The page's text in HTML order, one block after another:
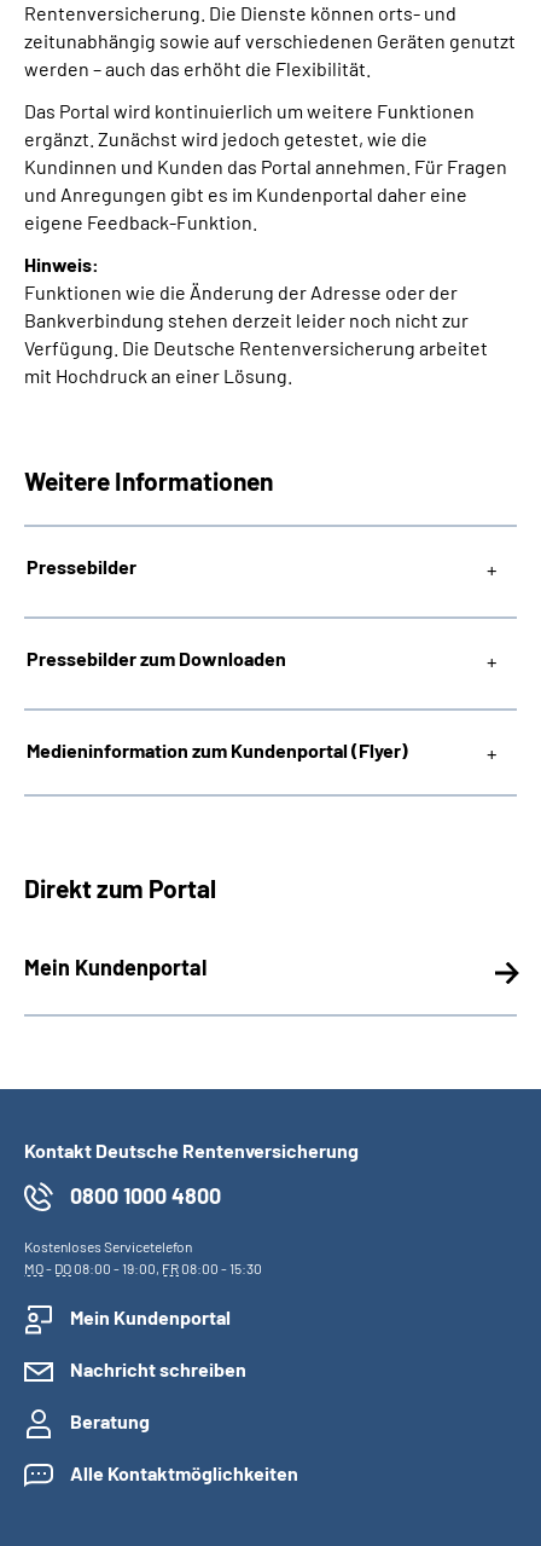
Rentenversicherung. Die Dienste können orts- und
zeitunabhängig sowie auf verschiedenen Geräten genutzt
werden – auch das erhöht die Flexibilität.
Das Portal wird kontinuierlich um weitere Funktionen
ergänzt. Zunächst wird jedoch getestet, wie die
Kundinnen und Kunden das Portal annehmen. Für Fragen
und Anregungen gibt es im Kundenportal daher eine
eigene Feedback-Funktion.
Hinweis:
Funktionen wie die Änderung der Adresse oder der
Bankverbindung stehen derzeit leider noch nicht zur
Verfügung. Die Deutsche Rentenversicherung arbeitet
mit Hochdruck an einer Lösung.
Weitere Informationen
Pressebilder
Pressebilder zum Downloaden
Medieninformation zum Kundenportal (Flyer)
Direkt zum Portal
Mein Kundenportal
Kontakt Deutsche Rentenversicherung
0800 1000 4800
Kostenloses Servicetelefon
MO- DO08:00 - 19:00, FR08:00 - 15:30
Mein Kundenportal
Nachricht schreiben
Beratung
Alle Kontaktmöglichkeiten